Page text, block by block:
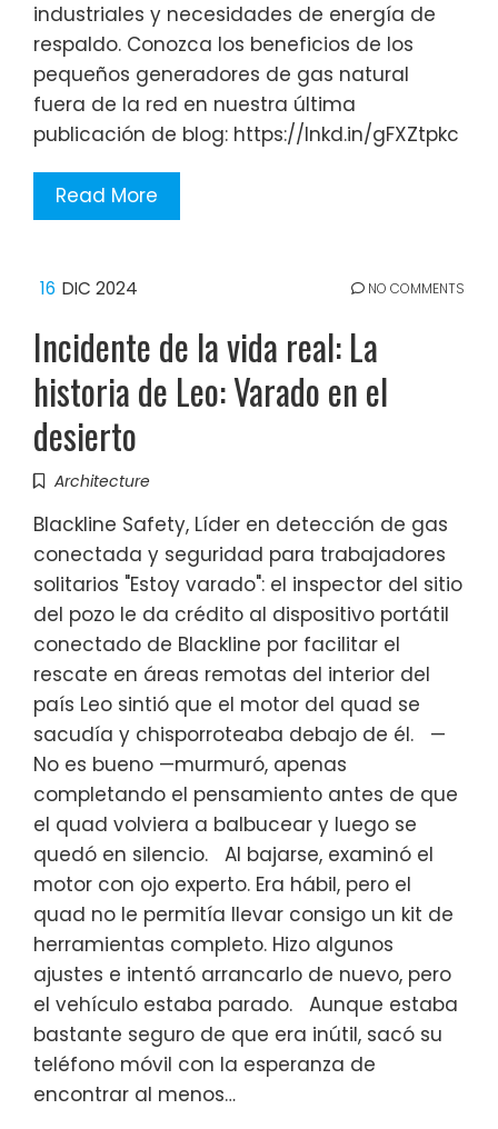
industriales y necesidades de energía de
respaldo. Conozca los beneficios de los
pequeños generadores de gas natural
fuera de la red en nuestra última
publicación de blog: https://lnkd.in/gFXZtpkc
Read More
16 DIC 2024 NO COMMENTS
Incidente de la vida real: La
historia de Leo: Varado en el
desierto
Architecture
Blackline Safety, Líder en detección de gas
conectada y seguridad para trabajadores
solitarios "Estoy varado": el inspector del sitio
del pozo le da crédito al dispositivo portátil
conectado de Blackline por facilitar el
rescate en áreas remotas del interior del
país Leo sintió que el motor del quad se
sacudía y chisporroteaba debajo de él. —
No es bueno —murmuró, apenas
completando el pensamiento antes de que
el quad volviera a balbucear y luego se
quedó en silencio. Al bajarse, examinó el
motor con ojo experto. Era hábil, pero el
quad no le permitía llevar consigo un kit de
herramientas completo. Hizo algunos
ajustes e intentó arrancarlo de nuevo, pero
el vehículo estaba parado. Aunque estaba
bastante seguro de que era inútil, sacó su
teléfono móvil con la esperanza de
encontrar al menos…